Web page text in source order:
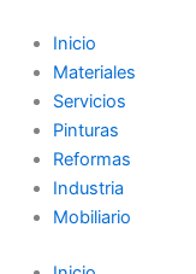
contenido
Inicio
Materiales
Servicios
Pinturas
Reformas
Industria
Mobiliario